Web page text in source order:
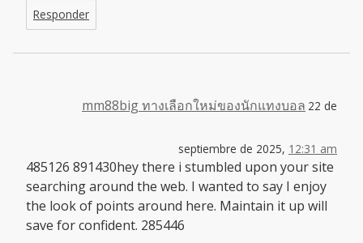
Responder
mm88big ทางเลือกใหม่ของนักแทงบอล 22 de
septiembre de 2025, 12:31 am
485126 891430hey there i stumbled upon your site
searching around the web. I wanted to say I enjoy
the look of points around here. Maintain it up will
save for confident. 285446